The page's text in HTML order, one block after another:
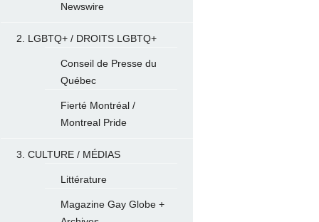
Newswire
2. LGBTQ+ / DROITS LGBTQ+
Conseil de Presse du
Québec
Fierté Montréal /
Montreal Pride
3. CULTURE / MÉDIAS
Littérature
Magazine Gay Globe +